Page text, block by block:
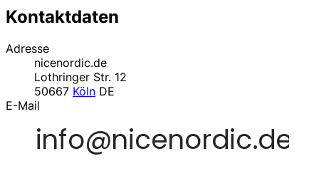
Kontaktdaten
Adresse
nicenordic.de
Lothringer Str. 12
50667 Köln DE
E-Mail